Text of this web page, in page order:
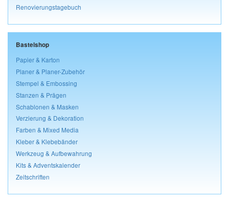
Renovierungstagebuch
Bastelshop
Papier & Karton
Planer & Planer-Zubehör
Stempel & Embossing
Stanzen & Prägen
Schablonen & Masken
Verzierung & Dekoration
Farben & Mixed Media
Kleber & Klebebänder
Werkzeug & Aufbewahrung
Kits & Adventskalender
Zeitschriften